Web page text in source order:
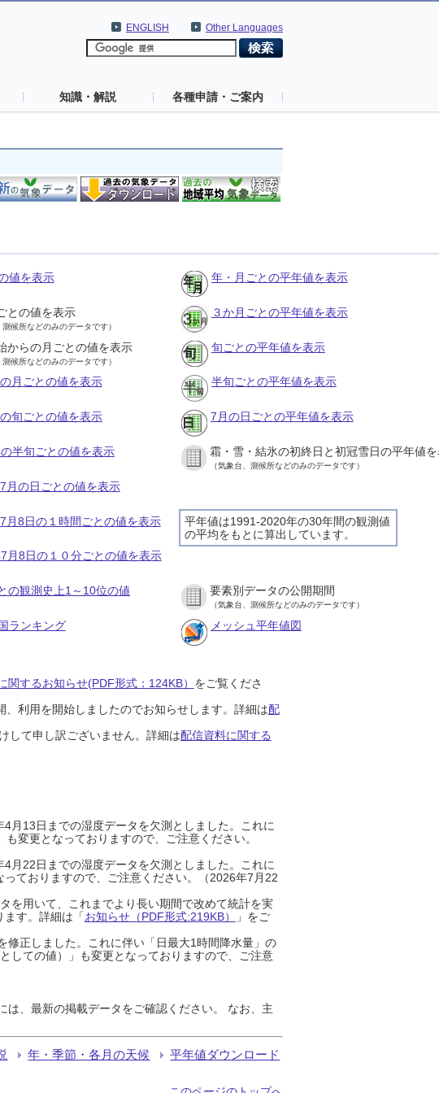
Other Languages
ENGLISH
知識・解説 各種申請・ご案内
値を表示 年・月ごとの平年値を表示
との値を表示
測候所などのみのデータです）
３か月ごとの平年値を表示
からの月ごとの値を表示
測候所などのみのデータです）
旬ごとの平年値を表示
月ごとの値を表示 半旬ごとの平年値を表示
旬ごとの値を表示 7月の日ごとの平年値を表示
半旬ごとの値を表示 霜・雪・結氷の初終日と初冠雪日の平年値
（気象台、測候所などのみのデータです）
月の日ごとの値を表示
平年値は1991-2020年の30年間の観測値
の平均をもとに算出しています。
月8日の１時間ごとの値を表示
月8日の１０分ごとの値を表示
の観測史上1～10位の値 要素別データの公開期間
（気象台、測候所などのみのデータです）
ランキング メッシュ平年値図
関するお知らせ(PDF形式：124KB） をご覧くださ
利用を開始しましたのでお知らせします。詳細は配
して申し訳ございません。詳細は配信資料に関する
月13日までの湿度データを欠測としました。これに
変更となっておりますので、ご注意ください。
月22日までの湿度データを欠測としました。これに
ておりますので、ご注意ください。（2026年7月22
を用いて、これまでより長い期間で改めて統計を実
す。詳細は「お知らせ（PDF形式:219KB）
」をご
正しました。これに伴い「日最大1時間降水量」の
しての値）」も変更となっておりますので、ご注意
、最新の掲載データをご確認ください。 なお、主
年・季節・各月の天候 平年値ダウンロード